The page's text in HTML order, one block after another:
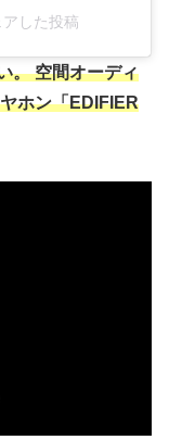
した投稿
。 空間オーディ
ホン「EDIFIER